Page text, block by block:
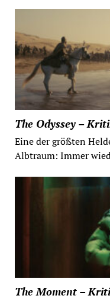
The Odyssey –
Eine der größten
Albtraum: Immer
The Moment –